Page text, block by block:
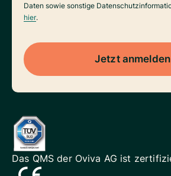
Daten sowie sonstige
hier.
Jetzt anmelden
Das QMS der Oviva AG ist